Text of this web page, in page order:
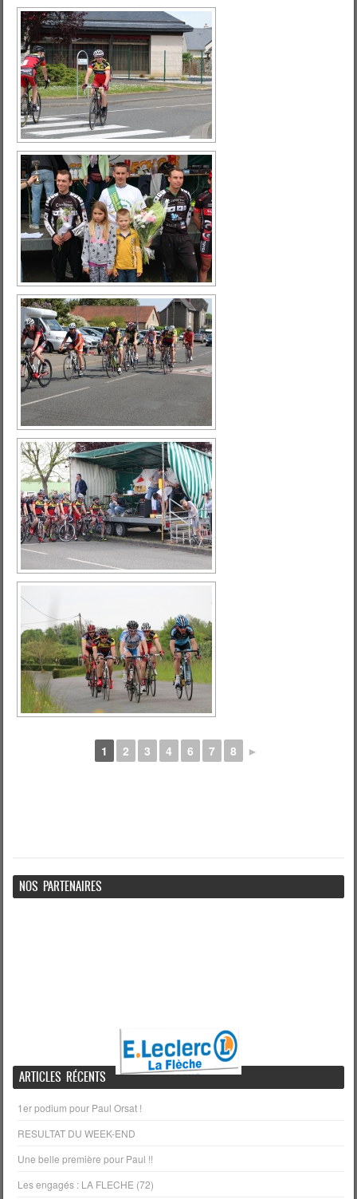
1 2 3 4 6 7 8 ►
NOS PARTENAIRES
ARTICLES RÉCENTS
1er podium pour Paul Orsat !
RESULTAT DU WEEK-END
Une belle première pour Paul !!
Les engagés : LA FLECHE (72)